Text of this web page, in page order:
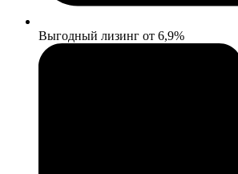
Выгодный лизинг от 6,9%